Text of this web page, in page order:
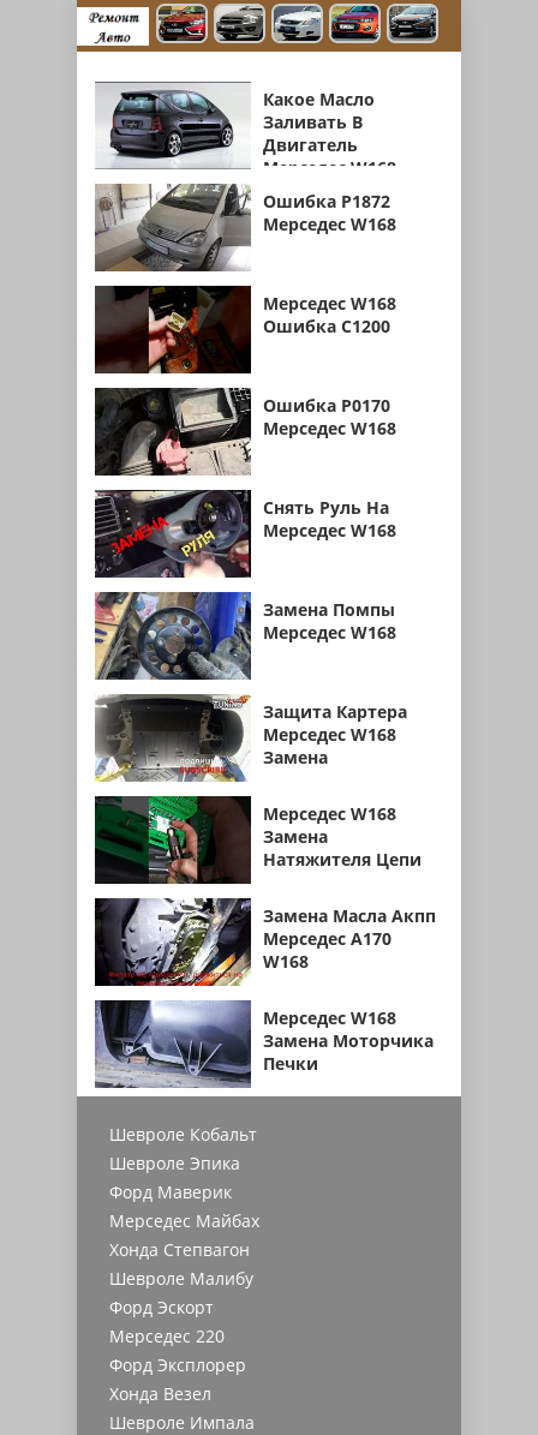
Какое Масло
Заливать В
Двигатель
Мерседес W168
Ошибка P1872
Мерседес W168
Мерседес W168
Ошибка C1200
Ошибка P0170
Мерседес W168
Снять Руль На
Мерседес W168
Замена Помпы
Мерседес W168
Защита Картера
Мерседес W168
Замена
Мерседес W168
Замена
Натяжителя Цепи
Замена Масла Акпп
Мерседес А170
W168
Мерседес W168
Замена Моторчика
Печки
Шевроле Кобальт
Шевроле Эпика
Форд Маверик
Мерседес Майбах
Хонда Степвагон
Шевроле Малибу
Форд Эскорт
Мерседес 220
Форд Эксплорер
Хонда Везел
Шевроле Импала